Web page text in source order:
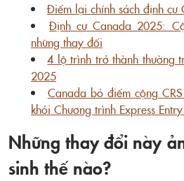
Điểm lại chính sách định cư
Định cư Canada 2025:
những thay đổi
4 lộ trình trở thành thường
2025
Canada bỏ điểm cộng
khỏi Chương trình Express
Những thay đổi này
sinh thế nào?